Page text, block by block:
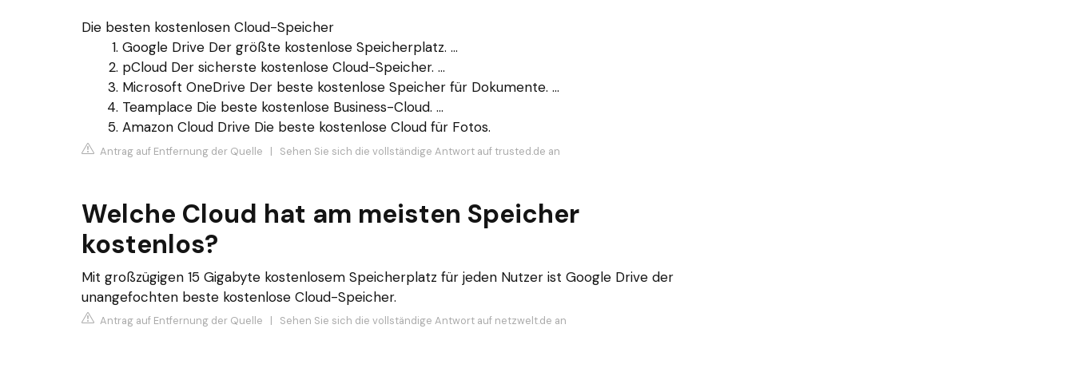
Die besten kostenlosen Cloud-Speicher
Google Drive Der größte kostenlose Speicherplatz. ...
pCloud Der sicherste kostenlose Cloud-Speicher. ...
Microsoft OneDrive Der beste kostenlose Speicher für Dokumente. ...
Teamplace Die beste kostenlose Business-Cloud. ...
Amazon Cloud Drive Die beste kostenlose Cloud für Fotos.
Antrag auf Entfernung der Quelle | Sehen Sie sich die vollständige Antwort auf trusted.de an
Welche Cloud hat am meisten Speicher
kostenlos?
Mit großzügigen 15 Gigabyte kostenlosem Speicherplatz für jeden Nutzer ist Google Drive der
unangefochten beste kostenlose Cloud-Speicher.
Antrag auf Entfernung der Quelle | Sehen Sie sich die vollständige Antwort auf netzwelt.de an